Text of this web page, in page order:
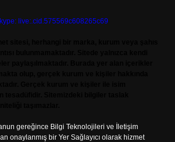
live:.cid.575569c608265c69
gereğince Bilgi Teknolojileri ve İletişim
onaylanmış bir Yer Sağlayıcı olarak hizmet